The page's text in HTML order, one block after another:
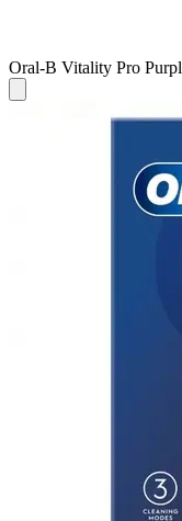
Oral-B Vitality Pro